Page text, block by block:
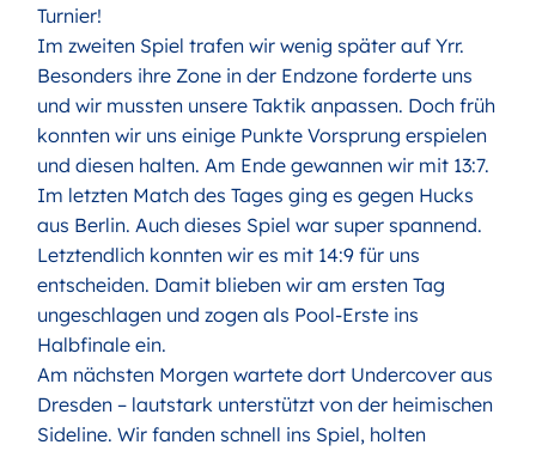
Turnier!
Im zweiten Spiel trafen wir wenig später auf Yrr.
Besonders ihre Zone in der Endzone forderte uns
und wir mussten unsere Taktik anpassen. Doch früh
konnten wir uns einige Punkte Vorsprung erspielen
und diesen halten. Am Ende gewannen wir mit 13:7.
Im letzten Match des Tages ging es gegen Hucks
aus Berlin. Auch dieses Spiel war super spannend.
Letztendlich konnten wir es mit 14:9 für uns
entscheiden. Damit blieben wir am ersten Tag
ungeschlagen und zogen als Pool-Erste ins
Halbfinale ein.
Am nächsten Morgen wartete dort Undercover aus
Dresden – lautstark unterstützt von der heimischen
Sideline. Wir fanden schnell ins Spiel, holten